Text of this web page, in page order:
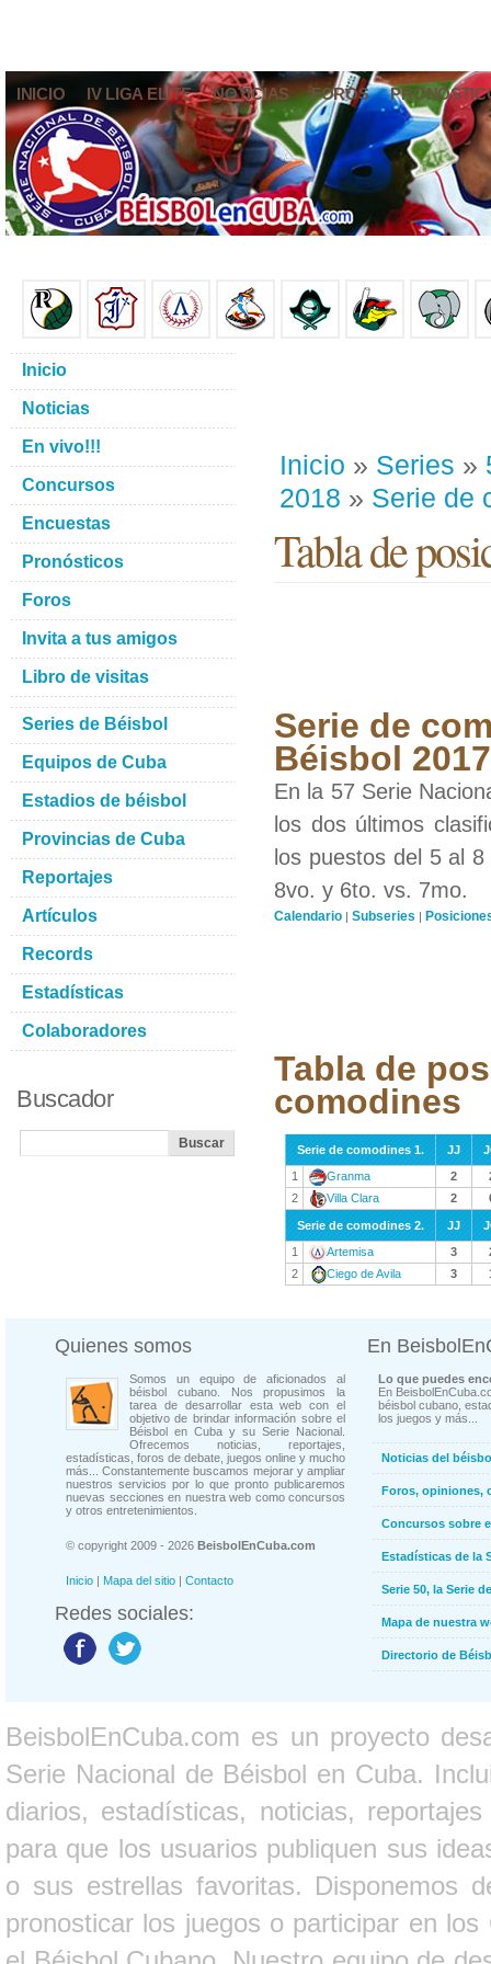
INICIO IV LIGA ELITE NOTICIAS FOROS
Inicio » Series »
2018 » Serie de
Tabla de
Serie de
Béisbol
En la 57 Serie
los dos últimos
los puestos del 5 al
8vo. y 6to. vs. 7mo.
Calendario | Subseries |
Tabla de
comodines
Serie de comodines 1. JJ
1
Granma 2
2
Villa Clara 2
Serie de comodines 2. JJ
1
Artemisa 3
2
Ciego de Avila 3
Inicio
Noticias
En vivo!!!
Concursos
Encuestas
Pronósticos
Foros
Invita a tus amigos
Libro de visitas
Series de Béisbol
Equipos de Cuba
Estadios de béisbol
Provincias de Cuba
Reportajes
Artículos
Records
Estadísticas
Colaboradores
Buscador
Quienes somos
Somos un equipo de aficionados al
béisbol cubano. Nos propusimos la
tarea de desarrollar esta web con el
objetivo de brindar información sobre el
Béisbol en Cuba y su Serie Nacional.
Ofrecemos noticias, reportajes,
estadísticas, foros de debate, juegos online y mucho
más... Constantemente buscamos mejorar y ampliar
nuestros servicios por lo que pronto publicaremos
nuevas secciones en nuestra web como concursos
y otros entretenimientos.
© copyright 2009 - 2026 BeisbolEnCuba.com
Inicio | Mapa del sitio | Contacto
Redes sociales:
En
Lo que puedes
En
béisbol cubano,
los juegos y más...
Noticias del
Foros, opiniones,
Concursos sobre
Estadísticas de la
Serie 50, la Serie
Mapa de nuestra
Directorio de
BeisbolEnCuba.com es un proyecto
Serie Nacional de Béisbol en Cuba.
diarios, estadísticas, noticias,
para que los usuarios publiquen sus
o sus estrellas favoritas. Disponemos
pronosticar los juegos o participar en